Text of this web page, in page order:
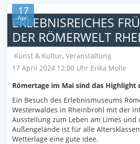
17
Apr.
ERLEBNISREICHES
DER RÖMERWELT
Kunst & Kultur, Veranstaltung
17 April 2024 12:00 Uhr Erika Molle
Römertage im Mai sind das Highlight
Ein Besuch des Erlebnismuseums
Westerwaldes in Rheinbrohl mit der
Ausstellung zum Leben am Limes und
Außengelände ist für alle
Wetterlage eine gute Idee.